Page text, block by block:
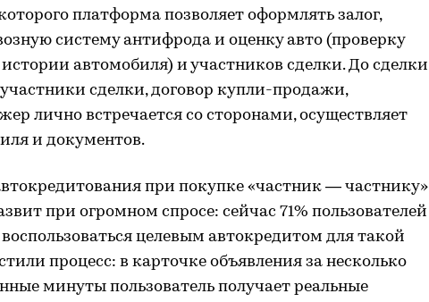
платформа позволяет оформлять залог,
систему антифрода и оценку авто (проверку
автомобиля) и участников сделки. До сделки
участники сделки, договор купли-продажи,
лично встречается со сторонами, осуществляет
и документов.
при покупке «частник — частнику»
при огромном спросе: сейчас 71% пользователей
целевым автокредитом для такой
процесс: в карточке объявления за несколько
минуты пользователь получает реальные